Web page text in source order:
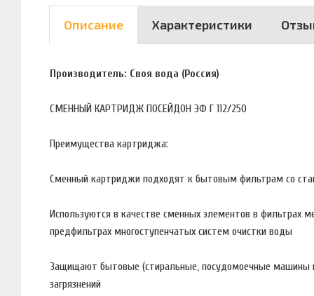
Описание Характеристики
Производитель: Своя вода (Россия)
СМЕННЫЙ КАРТРИДЖ ПОСЕЙДОН ЭФ Г 112/250
Преимущества картриджа:
Сменный картриджи подходят к бытовым фильтрам со
Используются в качестве сменных элементов в фильтрах
предфильтрах многоступенчатых систем очистки воды
Защищают бытовые (стиральные, посудомоечные машины и
загрязнений